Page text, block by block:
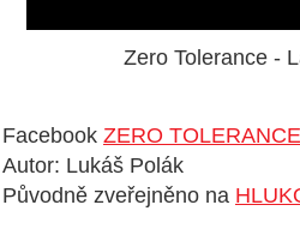
Zero Tolerance -
Facebook ZERO TOLERANCE
Autor: Lukáš Polák
Původně zveřejněno na